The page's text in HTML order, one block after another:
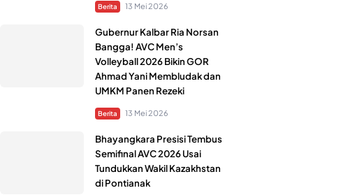
Berita 13 Mei 2026
Gubernur Kalbar Ria Norsan
Bangga! AVC Men’s
Volleyball 2026 Bikin GOR
Ahmad Yani Membludak dan
UMKM Panen Rezeki
Berita 13 Mei 2026
Bhayangkara Presisi Tembus
Semifinal AVC 2026 Usai
Tundukkan Wakil Kazakhstan
di Pontianak